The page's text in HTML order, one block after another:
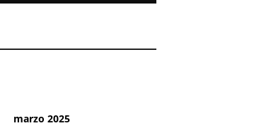
marzo 2025